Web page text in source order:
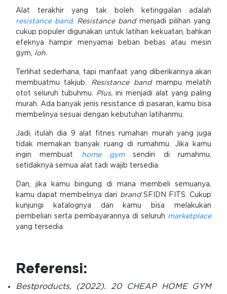
Alat terakhir yang tak boleh ketinggalan adalah
resistance band. Resistance bandmenjadi pilihan yang
cukup populer digunakan untuk latihan kekuatan, bahkan
efeknya hampir menyamai beban bebas atau mesin
gym, loh.
Terlihat sederhana, tapi manfaat yang diberikannya akan
membuatmu takjub. Resistance bandmampu melatih
otot seluruh tubuhmu. Plus,ini menjadi alat yang paling
murah. Ada banyak jenis resistance di pasaran, kamu bisa
membelinya sesuai dengan kebutuhan latihanmu.
Jadi, itulah dia 9 alat fitnes rumahan murah yang juga
tidak memakan banyak ruang di rumahmu. Jika kamu
ingin membuat
home gymsendiri di rumahmu,
setidaknya semua alat tadi wajib tersedia.
Dan, jika kamu bingung di mana membeli semuanya,
kamu dapat membelinya dari brandSFIDN FITS. Cukup
kunjungi katalognya dan kamu bisa melakukan
pembelian serta pembayarannya di seluruh marketplace
yang tersedia.
Referensi:
Bestproducts, (2022). 20 CHEAP HOME GYM